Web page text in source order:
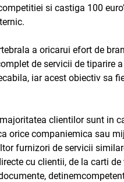
si castiga 100
a oricarui efort de
de servicii de tiparire
iar acest obiectiv sa
clientilor sunt in
orice companiemica sau
furnizori de servicii
cu clientii, de la carti